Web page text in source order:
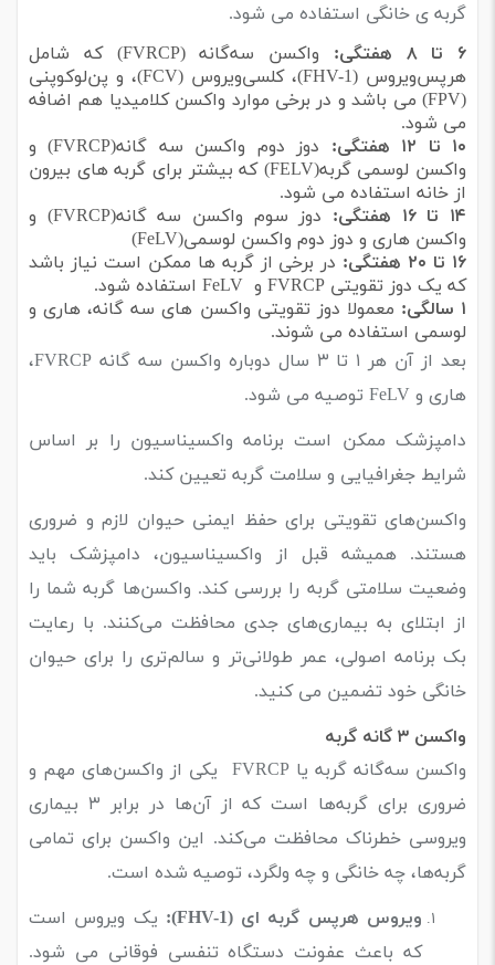
گربه ی خانگی استفاده می شود.
۶ تا ۸ هفتگی:
واکسن سه‌گانه (FVRCP) که شامل
هرپس‌ویروس (FHV-1)، کلسی‌ویروس (FCV)، و پن‌لوکوپنی
(FPV) می باشد و در برخی موارد واکسن کلامیدیا هم اضافه
می شود.
۱۰ تا ۱۲ هفتگی:
دوز دوم واکسن سه گانه(FVRCP) و
واکسن لوسمی گربه(FELV) که بیشتر برای گربه های بیرون
از خانه استفاده می شود.
۱۴ تا ۱۶ هفتگی:
دوز سوم واکسن سه گانه(FVRCP) و
واکسن هاری و دوز دوم واکسن لوسمی(FeLV)
۱۶ تا ۲۰ هفتگی:
در برخی از گربه ها ممکن است نیاز باشد
که یک دوز تقویتی FVRCP و FeLV استفاده شود.
۱ سالگی:
معمولا دوز تقویتی واکسن های سه گانه، هاری و
لوسمی استفاده می شوند.
بعد از آن هر ۱ تا ۳ سال دوباره واکسن سه گانه FVRCP،
هاری و FeLV توصیه می شود.
دامپزشک ممکن است برنامه واکسیناسیون را بر اساس
شرایط جغرافیایی و سلامت گربه تعیین کند.
واکسن‌های تقویتی برای حفظ ایمنی حیوان لازم و ضروری
هستند. همیشه قبل از واکسیناسیون، دامپزشک باید
وضعیت سلامتی گربه را بررسی کند. واکسن‌ها گربه شما را
از ابتلای به بیماری‌های جدی محافظت می‌کنند. با رعایت
بک برنامه اصولی، عمر طولانی‌تر و سالم‌تری را برای حیوان
خانگی خود تضمین می کنید.
واکسن ۳ گانه گربه
واکسن سه‌گانه گربه یا FVRCP یکی از واکسن‌های مهم و
ضروری برای گربه‌ها است که از آن‌ها در برابر ۳ بیماری
ویروسی خطرناک محافظت می‌کند. این واکسن برای تمامی
گربه‌ها، چه خانگی و چه ولگرد، توصیه شده است.
ویروس هرپس گربه ای (FHV-1):
یک ویروس است
که باعث عفونت دستگاه تنفسی فوقانی می شود.